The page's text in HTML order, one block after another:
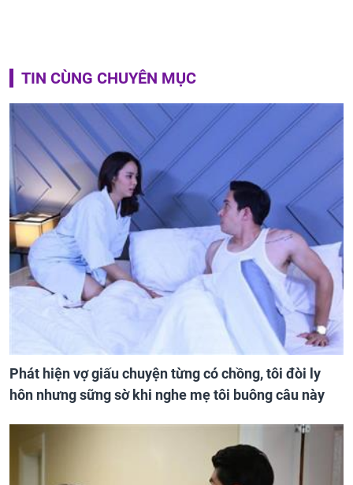
TIN CÙNG CHUYÊN MỤC
Phát hiện vợ giấu chuyện từng có chồng, tôi đòi ly
hôn nhưng sững sờ khi nghe mẹ tôi buông câu này